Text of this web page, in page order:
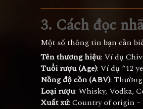
3. Cách đọc
Một số thông tin bạn cần
Tên thương hiệu: Ví dụ
Tuổi rượu (Age): Ví dụ “12
Nồng độ cồn (ABV):
Loại rượu: Whisky, Vodka,
Xuất xứ: Country of origin